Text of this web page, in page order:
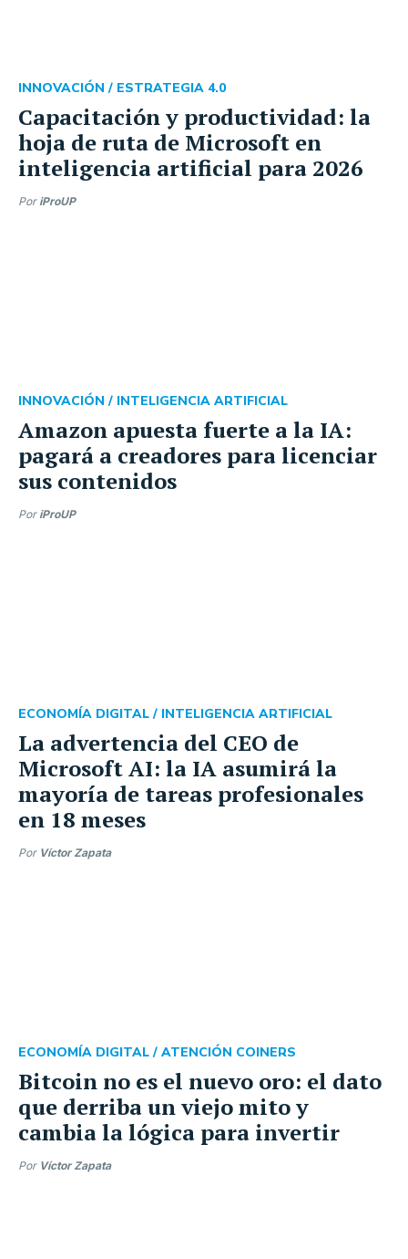
Capacitación y productividad: la
hoja de ruta de Microsoft en
inteligencia artificial para 2026
INNOVACIÓN / ESTRATEGIA 4.0
Por iProUP
Amazon apuesta fuerte a la IA:
pagará a creadores para licenciar
sus contenidos
INNOVACIÓN / INTELIGENCIA ARTIFICIAL
Por iProUP
La advertencia del CEO de
Microsoft AI: la IA asumirá la
mayoría de tareas profesionales
en 18 meses
ECONOMÍA DIGITAL / INTELIGENCIA ARTIFICIAL
Por Víctor Zapata
Bitcoin no es el nuevo oro: el dato
que derriba un viejo mito y
cambia la lógica para invertir
ECONOMÍA DIGITAL / ATENCIÓN COINERS
Por Víctor Zapata